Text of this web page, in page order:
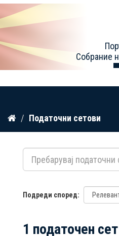
Прескокнете
содржина
Собрание
Податочни сетови
Подреди според
1 податочен